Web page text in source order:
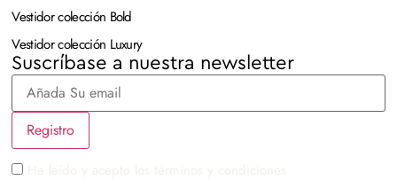
Vestidor colección Bold
Vestidor colección Luxury
Suscríbase a nuestra newsletter